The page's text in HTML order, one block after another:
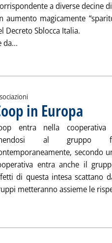
a diverse decine
aumento magicamente
Decreto Sblocca Italia.
da...
in Europa
entra nella cooperativa
al gruppo
secondo
entra anche il
di questa intesa scattano
metteranno assieme le